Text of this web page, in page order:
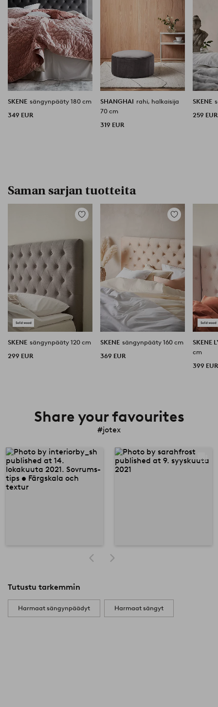
SKENE sängynpääty 180 cm
349 EUR
SHANGHAI rahi, halkaisija
70 cm
319 EUR
SKENE
259 EUR
Saman sarjan tuotteita
Lisää
SKENE sängynpääty 120 cm
299 EUR
Lisää
SKENE sängynpääty 160 cm
369 EUR
SKENE
cm
399 EUR
Share your favourites
#jotex
Tutustu tarkemmin
Harmaat sängynpäädyt Harmaat sängyt